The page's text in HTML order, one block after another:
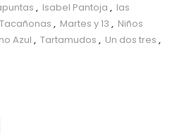
, Isabel Pantoja , las
, Martes y 13 , Niños
Azul , Tartamudos , Un dos tres ,